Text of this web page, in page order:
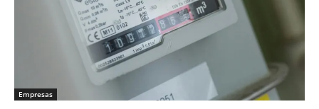
Empresas